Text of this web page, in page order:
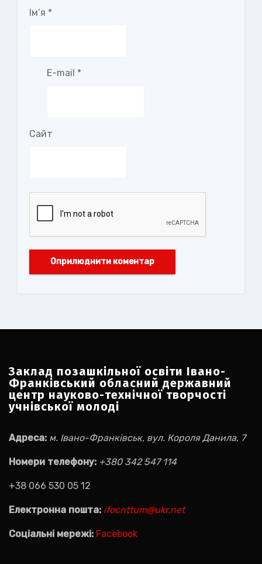
Ім’я *
E-mail *
Сайт
Заклад позашкільної освіти Івано-
Франківський обласний державний
центр науково-технічної творчості
учнівської молоді
Адреса: м. Івано-Франківськ, вул. Короля Данила, 7
Номери телефону: +380 342 547 114
+38 066 530 05 12
Електронна пошта: ifocnttum@ukr.net
Соціальні мережі: Facebook